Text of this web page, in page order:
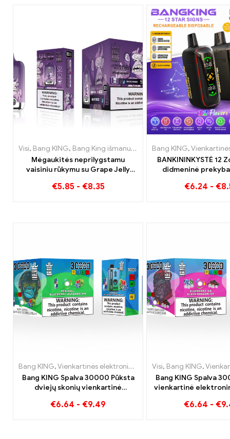
Visi, Bang KING, Bang King išmanusis ekranas 15000 Puff ,
Mėgaukitės neprilygstamu
vaisiniu rūkymu su Grape Jelly
Puff
€5.85 - €8.35
Bang KING,Vienkartinės
BANKININKYSTĖ 12
didmeninė
€6.24 - €
Bang KING,Vienkartinės elektroninės cigaretės Lietuva ,
Bang KING Spalva 30000 Pūksta
dviejų skonių vienkartinė
Watermelon Bubble Gum Sweet
€6.64 - €9.49
Visi, Bang KING,Vienkartinės
Bang KING Spalva
vienkartinė
Blueberry Ice ir
€6.64 - €